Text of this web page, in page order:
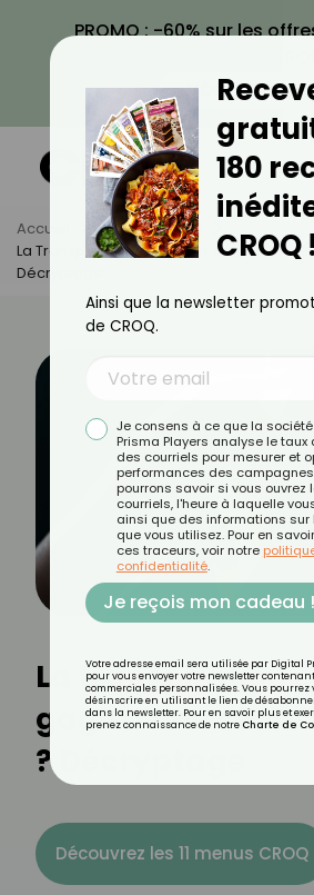
PROMO : -60% sur les
VOIR LA
Accueil Actus
Sport
La Transpiration Est-Elle Un Gage D'une
Décryptage
La transpiration
gage d'une
? Décryptage
Découvrez les 11 menus CROQ
180
CROQ !
Ainsi que la newsletter
de CROQ.
Je consens à ce que la
Prisma Players analyse le taux
des courriels pour mesurer et
performances des
pourrons savoir si vous ouvrez
courriels, l'heure à laquelle
ainsi que des informations sur
que vous utilisez. Pour en
ces traceurs, voir notre
confidentialité.
Je reçois mon cadeau !
Votre adresse email sera utilisée par Digital
pour vous envoyer votre newsletter
commerciales personnalisées. Vous pourrez
désinscrire en utilisant le lien de
dans la newsletter. Pour en savoir plus et
prenez connaissance de notre Charte de